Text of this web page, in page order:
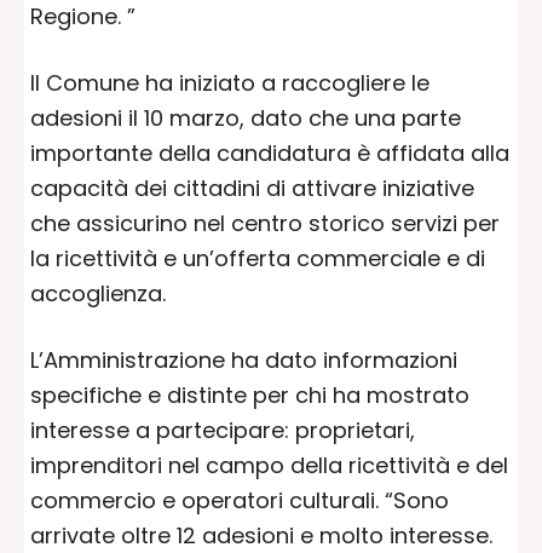
Regione. ”
Il Comune ha iniziato a raccogliere le
adesioni il 10 marzo, dato che una parte
importante della candidatura è affidata alla
capacità dei cittadini di attivare iniziative
che assicurino nel centro storico servizi per
la ricettività e un’offerta commerciale e di
accoglienza.
L’Amministrazione ha dato informazioni
specifiche e distinte per chi ha mostrato
interesse a partecipare: proprietari,
imprenditori nel campo della ricettività e del
commercio e operatori culturali. “Sono
arrivate oltre 12 adesioni e molto interesse.